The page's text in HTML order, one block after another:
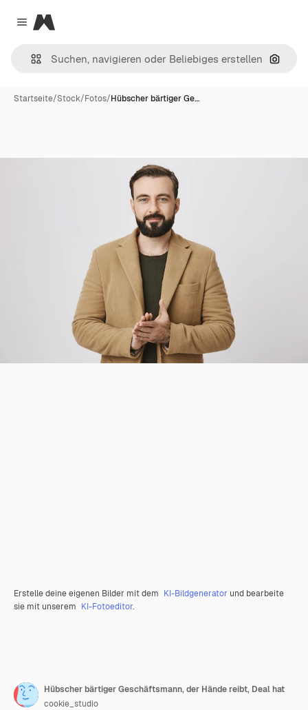
Close menu
Magnific
Nach
Startseite/Stock/Fotos/Hübscher bärtiger Ge…
Erstelle deine eigenen Bilder mit dem KI-Bildgenerator und bearbeite
sie mit unserem KI-Fotoeditor.
Hübscher bärtiger Geschäftsmann, der Hände reibt, Deal hat
cookie_studio